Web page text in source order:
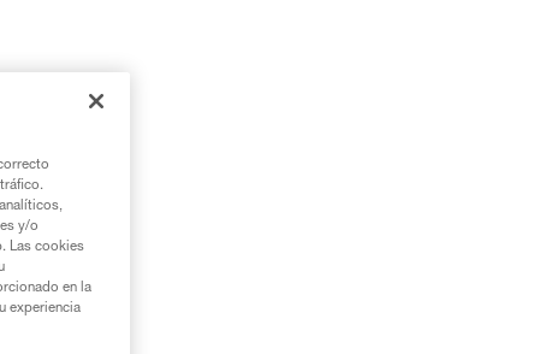
y/o
Las cookies
en la
experiencia